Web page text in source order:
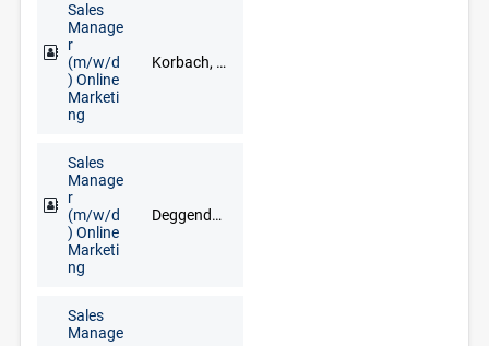
Sales
Manage
r
(m/w/d
) Online
Marketi
ng
Korbach, Brilon, Frankenberg, Fritzlar, Fuldabrück, Kassel, Kirchhain, Marburg, Meschede, Schwalmstadt, Siegen
Sales
Manage
r
(m/w/d
) Online
Marketi
ng
Deggendorf, Freyung, Grafenau, Regen, Straubing, Waldkirchen, Zwiesel
Sales
Manage